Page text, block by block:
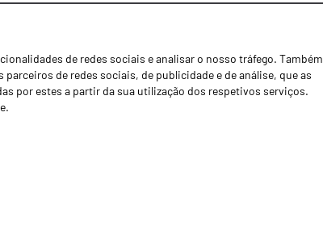
de redes sociais e analisar o nosso tráfego. Também
de redes sociais, de publicidade e de análise, que as
por estes a partir da sua utilização dos respetivos serviços.
Notícias
Concessionários